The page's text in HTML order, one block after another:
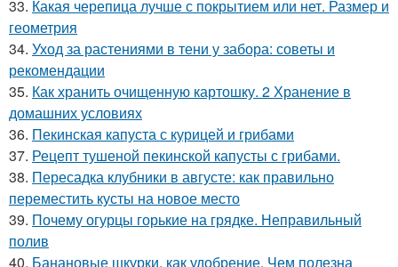
33. Какая черепица лучше с покрытием или нет. Размер и
геометрия
34. Уход за растениями в тени у забора: советы и
рекомендации
35. Как хранить очищенную картошку. 2 Хранение в
домашних условиях
36. Пекинская капуста с курицей и грибами
37. Рецепт тушеной пекинской капусты с грибами.
38. Пересадка клубники в августе: как правильно
переместить кусты на новое место
39. Почему огурцы горькие на грядке. Неправильный
полив
40. Банановые шкурки, как удобрение. Чем полезна